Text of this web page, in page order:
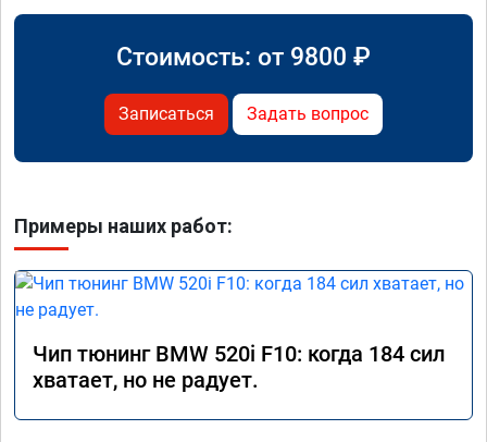
Стоимость: от 9800 ₽
Записаться Задать вопрос
Примеры наших работ:
Чип тюнинг BMW 520i F10: когда 184 сил
хватает, но не радует.